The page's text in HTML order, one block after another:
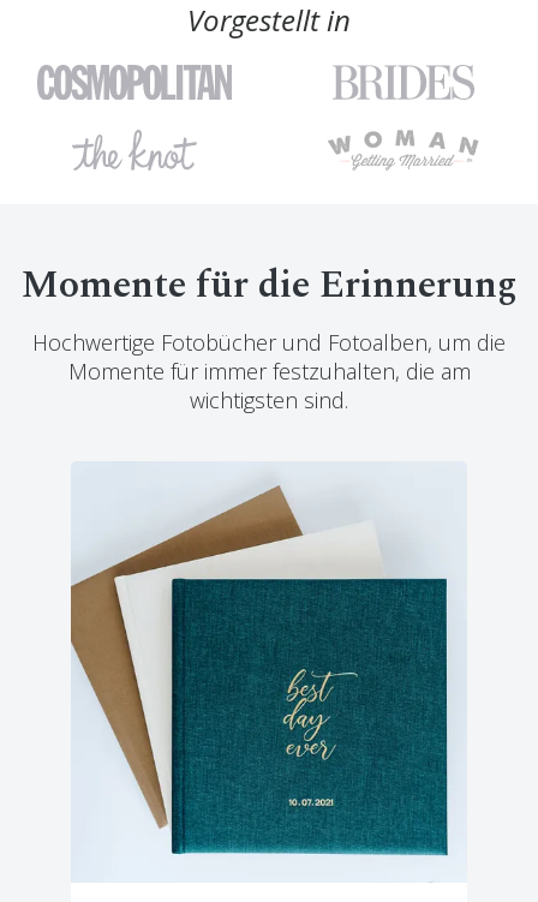
Vorgestellt in
Momente für die Erinnerung
Hochwertige Fotobücher und Fotoalben, um die
Momente für immer festzuhalten, die am
wichtigsten sind.